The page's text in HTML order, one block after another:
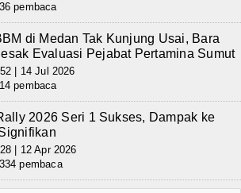
pembaca
di Medan Tak Kunjung Usai, Bara
Evaluasi Pejabat Pertamina Sumut
| 14 Jul 2026
pembaca
2026 Seri 1 Sukses, Dampak ke
| 12 Apr 2026
pembaca